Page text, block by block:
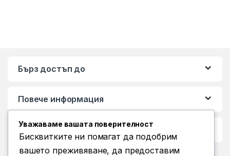
Бърз достъп до
Повече информация
Условия за ползване
Уважаваме вашата поверителност
Бисквитките ни помагат да подобрим
вашето преживяване, да предоставим